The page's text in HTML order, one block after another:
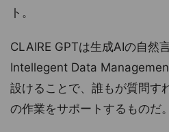
ト。
CLAIRE GPTは生成AIの自然
Intellegent Data
設けることで、誰もが質問す
の作業をサポートするものだ。